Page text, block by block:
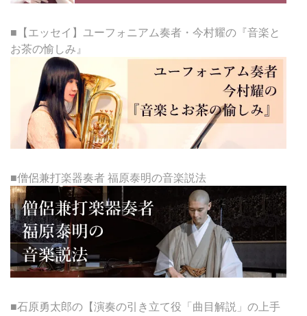
■【エッセイ】ユーフォニアム奏者・今村耀の『音楽と
お茶の愉しみ』
■僧侶兼打楽器奏者 福原泰明の音楽説法
■石原勇太郎の【演奏の引き立て役「曲目解説」の上手